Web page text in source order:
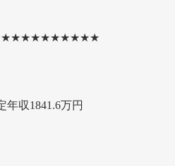
収1841.6万円